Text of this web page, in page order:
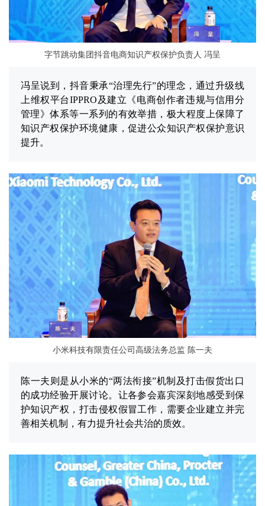
字节跳动集团抖音电商知识产权保护负责人 冯呈
冯呈说到，抖音秉承“治理先行”的理念，通过升级线
上维权平台IPPRO及建立《电商创作者违规与信用分
管理》体系等一系列的有效举措，极大程度上保障了
知识产权保护环境健康，促进公众知识产权保护意识
提升。
小米科技有限责任公司高级法务总监 陈一夫
陈一夫则是从小米的“两法衔接”机制及打击假货出口
的成功经验开展讨论。让各参会嘉宾深刻地感受到保
护知识产权，打击侵权假冒工作，需要企业建立并完
善相关机制，有力提升社会共治的质效。